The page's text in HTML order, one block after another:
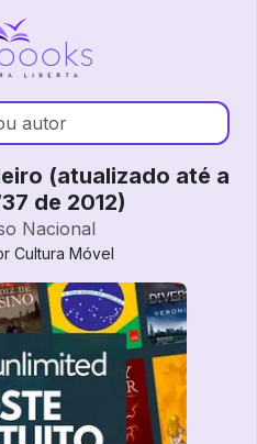
(atualizado até a
de 2012)
Nacional
Cultura Móvel